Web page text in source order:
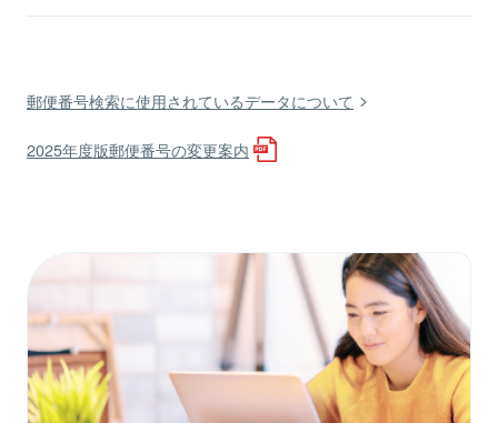
郵便番号検索に使用されているデータについて
2025年度版郵便番号の変更案内